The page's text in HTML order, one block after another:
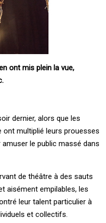
ont mis plein la vue,
dernier, alors que les
ont multiplié leurs prouesses
le public massé dans
de théâtre à des sauts
aisément empilables, les
leur talent particulier à
et collectifs.